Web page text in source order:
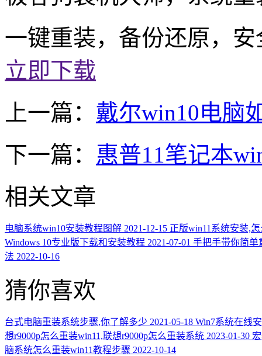
一键重装，备份还原，
立即下载
上一篇： 戴尔win10电脑
下一篇： 惠普11笔记本
相关文章
电脑系统win10安装教程图解 2021-12-15 正版win11系统安装,
Windows 10专业版下载和安装教程 2021-07-01 手把手带你简单
法 2022-10-16
猜你喜欢
台式电脑重装系统步骤,你了解多少 2021-05-18 Win7系统在线
想r9000p怎么重装win11,联想r9000p怎么重装系统 2023-01-30
脑系统怎么重装win11教程步骤 2022-10-14